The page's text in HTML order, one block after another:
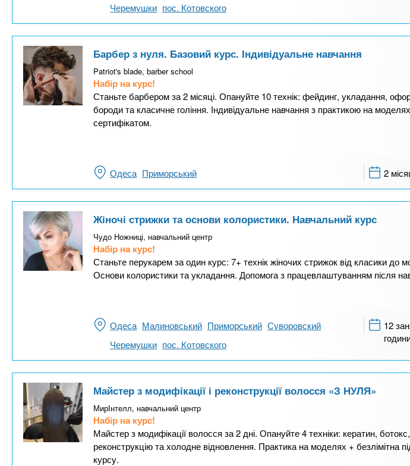
Черемушки пос. Котовского
Барбер з нуля. Базовий курс. Індивідуальне навчання
Patriot's blade, barber school
Набір на курс!
Станьте барбером за 2 місяці. Опануйте 10 технік: фейдинг, укладання,
бороди та класичне гоління. Індивідуальне навчання з практикою на
сертифікатом.
Одеса Приморський 2
Жіночі стрижки та основи колористики. Навчальний курс
Чудо Ножниці, навчальний центр
Набір на курс!
Станьте перукарем за один курс: 7+ технік жіночих стрижок від класики до
Основи колористики та укладання. Допомога з працевлаштуванням після
Одеса Малиновський Приморський Суворовский
Черемушки пос. Котовского
12
Майстер з модифікації і реконструкції волосся «З НУЛЯ»
МирІнтелл, навчальний центр
Набір на курс!
Майстер з модифікації волосся за 2 дні. Опануйте 4 техніки: кератин, ботокс,
реконструкцію та холодне відновлення. Практика на моделях + безлімітна
курсу.